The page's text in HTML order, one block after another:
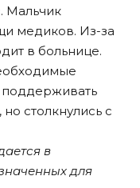
Мальчик
медиков. Из-за
в больнице.
поддерживать
столкнулись с
в
для